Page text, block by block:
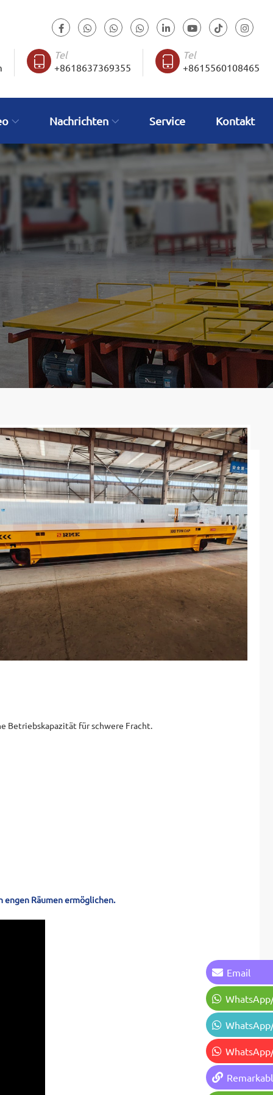
Tel
+8615560108465
Tel
+8618637369355
Nachrichten Service Kontakt
Betriebskapazität für schwere Fracht.
Räumen ermöglichen.
Email